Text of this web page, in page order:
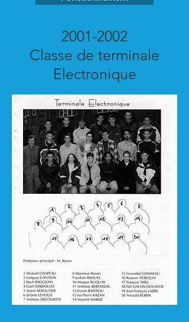
2001-2002
Classe de terminale
Electronique